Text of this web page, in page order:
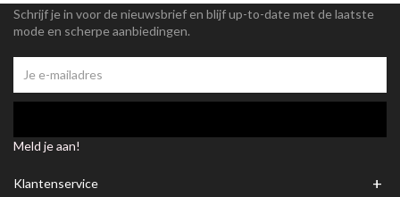
Schrijf je in voor de nieuwsbrief en blijf up-to-date met de laatste
mode en scherpe aanbiedingen.
Meld je aan!
Klantenservice +